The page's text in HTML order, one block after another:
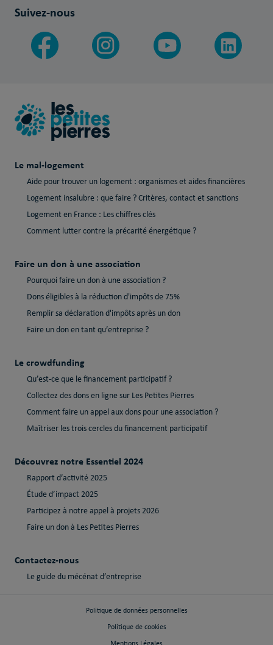
Suivez-nous
Le mal-logement
Aide pour trouver un logement : organismes et aides financières
Logement insalubre : que faire ? Critères, contact et sanctions
Logement en France : Les chiffres clés
Comment lutter contre la précarité énergétique ?
Faire un don à une association
Pourquoi faire un don à une association ?
Dons éligibles à la réduction d'impôts de 75%
Remplir sa déclaration d'impôts après un don
Faire un don en tant qu’entreprise ?
Le crowdfunding
Qu’est-ce que le financement participatif ?
Collectez des dons en ligne sur Les Petites Pierres
Comment faire un appel aux dons pour une association ?
Maîtriser les trois cercles du financement participatif
Découvrez notre Essentiel 2024
Rapport d’activité 2025
Étude d’impact 2025
Participez à notre appel à projets 2026
Faire un don à Les Petites Pierres
Contactez-nous
Le guide du mécénat d’entreprise
Politique de données personnelles
Politique de cookies